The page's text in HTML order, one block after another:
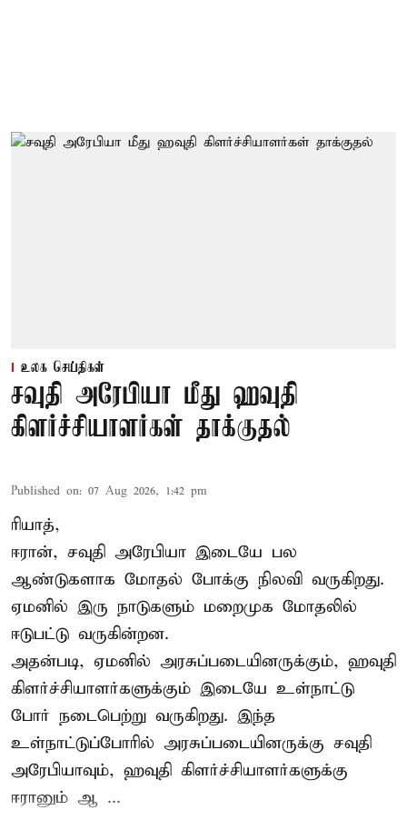
உலக செய்திகள்
சவுதி அரேபியா மீது ஹவுதி
கிளர்ச்சியாளர்கள் தாக்குதல்
Published on: 07 Aug 2026, 1:42 pm
ரியாத்,
ஈரான், சவுதி அரேபியா இடையே பல
ஆண்டுகளாக மோதல் போக்கு நிலவி வருகிறது.
ஏமனில் இரு நாடுகளும் மறைமுக மோதலில்
ஈடுபட்டு வருகின்றன.
அதன்படி, ஏமனில் அரசுப்படையினருக்கும், ஹவுதி
கிளர்ச்சியாளர்களுக்கும் இடையே உள்நாட்டு
போர் நடைபெற்று வருகிறது. இந்த
உள்நாட்டுப்போரில் அரசுப்படையினருக்கு சவுதி
அரேபியாவும், ஹவுதி கிளர்ச்சியாளர்களுக்கு
ஈரானும் ஆ ...